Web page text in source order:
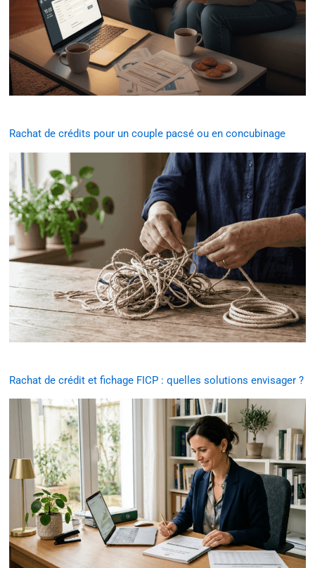
Rachat de crédits pour un couple pacsé ou en concubinage
Rachat de crédit et fichage FICP : quelles solutions envisager ?